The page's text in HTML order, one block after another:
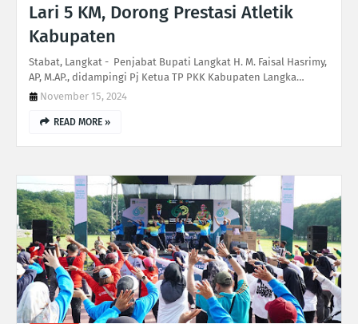
Lari 5 KM, Dorong Prestasi Atletik
Kabupaten
Stabat, Langkat - Penjabat Bupati Langkat H. M. Faisal Hasrimy,
AP, M.AP., didampingi Pj Ketua TP PKK Kabupaten Langka…
November 15, 2024
READ MORE »